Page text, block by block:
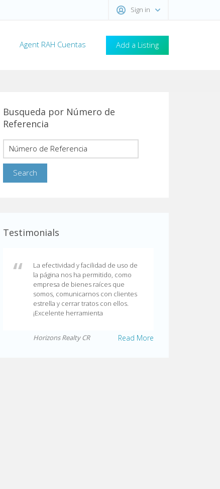
Sign in
Add a Listing
Agent RAH Cuentas
Busqueda por Número de
Referencia
Testimonials
La efectividad y facilidad de uso de
la página nos ha permitido, como
empresa de bienes raíces que
somos, comunicarnos con clientes
estrella y cerrar tratos con ellos.
¡Excelente herramienta
Read More
Horizons Realty CR